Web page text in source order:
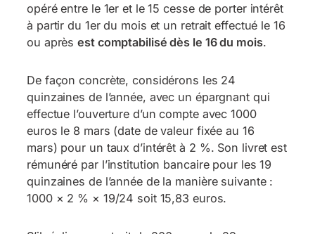
opéré entre le 1er et le 15 cesse de porter intérêt
à partir du 1er du mois et un retrait effectué le 16
ou aprèsest comptabilisé dès le 16 du mois.
De façon concrète, considérons les 24
quinzaines de l’année, avec un épargnant qui
effectue l’ouverture d’un compte avec 1000
euros le 8 mars (date de valeur fixée au 16
mars) pour un taux d’intérêt à 2 %. Son livret est
rémunéré par l’institution bancaire pour les 19
quinzaines de l’année de la manière suivante :
1000 × 2 % × 19/24 soit 15,83 euros.